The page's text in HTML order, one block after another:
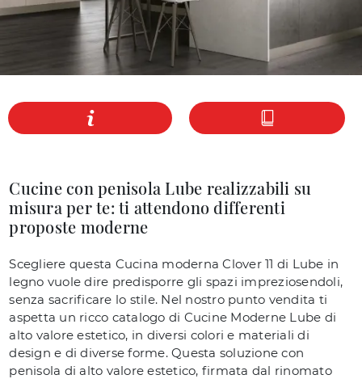
Cucine con penisola Lube realizzabili su
misura per te: ti attendono differenti
proposte moderne
Scegliere questa Cucina moderna Clover 11 di Lube in
legno vuole dire predisporre gli spazi impreziosendoli,
senza sacrificare lo stile. Nel nostro punto vendita ti
aspetta un ricco catalogo di Cucine Moderne Lube di
alto valore estetico, in diversi colori e materiali di
design e di diverse forme. Questa soluzione con
penisola di alto valore estetico, firmata dal rinomato